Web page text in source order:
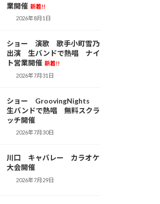
業開催 新着!!
2026年8月1日
ショー 演歌 歌手小町雪乃
出演 生バンドで熱唱 ナイ
ト営業開催 新着!!
2026年7月31日
ショー GroovingNights
生バンドで熱唱 無料スクラ
ッチ開催
2026年7月30日
川口 キャバレー カラオケ
大会開催
2026年7月29日